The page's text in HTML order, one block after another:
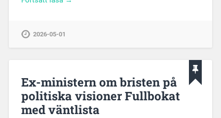
2026-05-01
Ex-ministern om bristen på
politiska visioner Fullbokat
med väntlista